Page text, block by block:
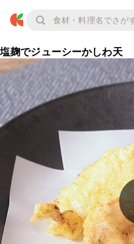
塩麹でジューシーかしわ天